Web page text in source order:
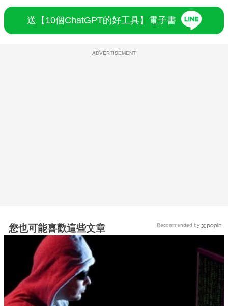
送【10個ChatGPT的好工具】電子書
ADVERTISEMENT
您也可能喜歡這些文章 Recommended by